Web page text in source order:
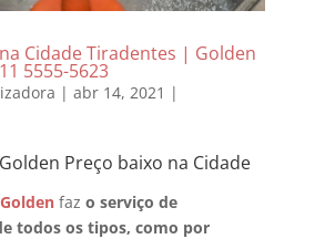
Cidade Tiradentes | Golden
5555-5623
| abr 14, 2021 |
Preço baixo na Cidade
faz o serviço de
todos os tipos, como por